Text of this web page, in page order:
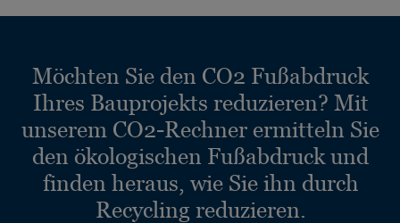
Möchten Sie den CO2 Fußabdruck
Ihres Bauprojekts reduzieren? Mit
unserem CO2-Rechner ermitteln Sie
den ökologischen Fußabdruck und
finden heraus, wie Sie ihn durch
Recycling reduzieren.